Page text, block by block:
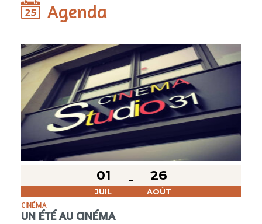
Agenda
01
JUIL
26
AOÛT
CINÉMA
UN ÉTÉ AU CINÉMA